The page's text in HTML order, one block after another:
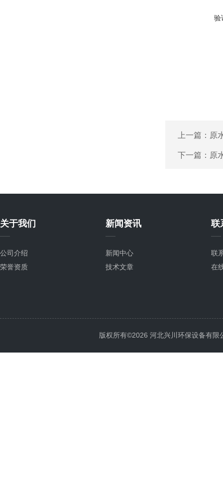
验
上一篇： 原
下一篇： 原
关于我们
公司介绍
荣誉资质
新闻资讯
新闻中心
技术文章
联
联
在
版权所有©2026 河北兴川环保设备有